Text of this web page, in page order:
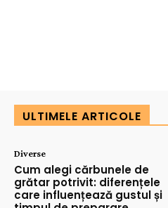
ULTIMELE ARTICOLE
Diverse
Cum alegi cărbunele de
grătar potrivit: diferențele
care influențează gustul și